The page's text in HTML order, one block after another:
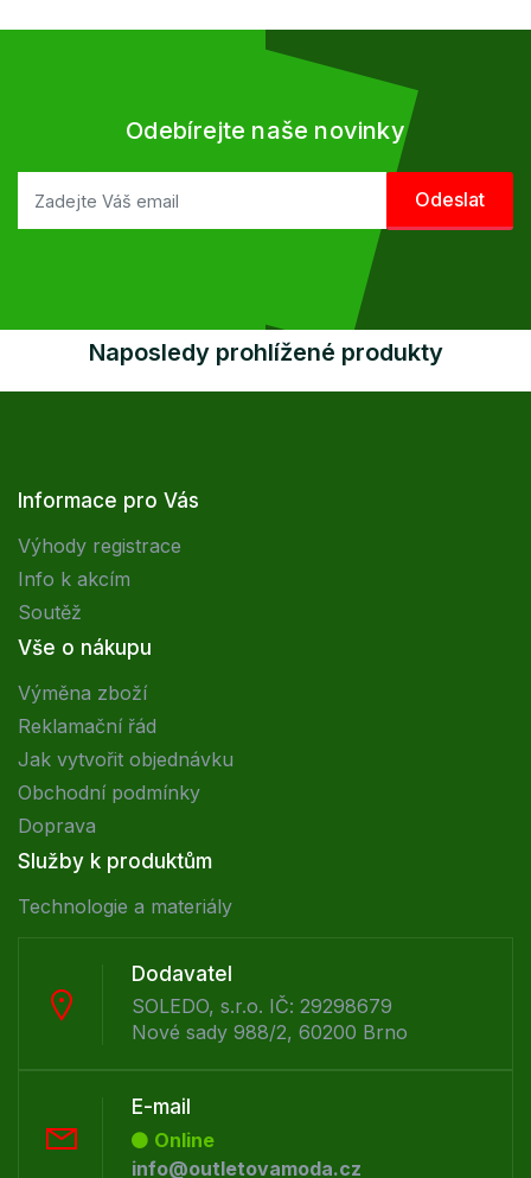
Odebírejte naše novinky
Naposledy prohlížené produkty
Informace pro Vás
Výhody registrace
Info k akcím
Soutěž
Vše o nákupu
Výměna zboží
Reklamační řád
Jak vytvořit objednávku
Obchodní podmínky
Doprava
Služby k produktům
Technologie a materiály
Dodavatel
SOLEDO, s.r.o. IČ: 29298679
Nové sady 988/2, 60200 Brno
E-mail
Online
info@outletovamoda.cz